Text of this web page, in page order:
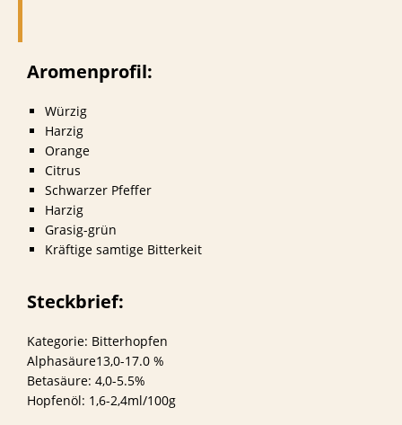
Aromenprofil:
Würzig
Harzig
Orange
Citrus
Schwarzer Pfeffer
Harzig
Grasig-grün
Kräftige samtige Bitterkeit
Steckbrief:
Kategorie: Bitterhopfen
Alphasäure13,0-17.0 %
Betasäure: 4,0-5.5%
Hopfenöl: 1,6-2,4ml/100g